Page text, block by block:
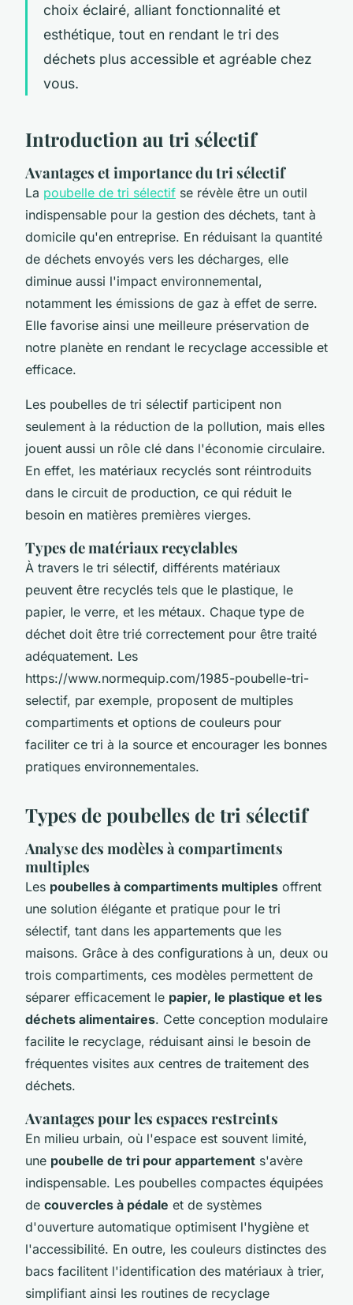
choix éclairé, alliant fonctionnalité et
esthétique, tout en rendant le tri des
déchets plus accessible et agréable chez
vous.
Introduction au tri sélectif
Avantages et importance du tri sélectif
La poubelle de tri sélectif se révèle être un outil
indispensable pour la gestion des déchets, tant à
domicile qu'en entreprise. En réduisant la quantité
de déchets envoyés vers les décharges, elle
diminue aussi l'impact environnemental,
notamment les émissions de gaz à effet de serre.
Elle favorise ainsi une meilleure préservation de
notre planète en rendant le recyclage accessible et
efficace.
Les poubelles de tri sélectif participent non
seulement à la réduction de la pollution, mais elles
jouent aussi un rôle clé dans l'économie circulaire.
En effet, les matériaux recyclés sont réintroduits
dans le circuit de production, ce qui réduit le
besoin en matières premières vierges.
Types de matériaux recyclables
À travers le tri sélectif, différents matériaux
peuvent être recyclés tels que le plastique, le
papier, le verre, et les métaux. Chaque type de
déchet doit être trié correctement pour être traité
adéquatement. Les
https://www.normequip.com/1985-poubelle-tri-
selectif, par exemple, proposent de multiples
compartiments et options de couleurs pour
faciliter ce tri à la source et encourager les bonnes
pratiques environnementales.
Types de poubelles de tri sélectif
Analyse des modèles à compartiments
multiples
Les poubelles à compartiments multiples offrent
une solution élégante et pratique pour le tri
sélectif, tant dans les appartements que les
maisons. Grâce à des configurations à un, deux ou
trois compartiments, ces modèles permettent de
séparer efficacement le papier, le plastique et les
déchets alimentaires. Cette conception modulaire
facilite le recyclage, réduisant ainsi le besoin de
fréquentes visites aux centres de traitement des
déchets.
Avantages pour les espaces restreints
En milieu urbain, où l'espace est souvent limité,
une poubelle de tri pour appartement s'avère
indispensable. Les poubelles compactes équipées
de couvercles à pédale et de systèmes
d'ouverture automatique optimisent l'hygiène et
l'accessibilité. En outre, les couleurs distinctes des
bacs facilitent l'identification des matériaux à trier,
simplifiant ainsi les routines de recyclage